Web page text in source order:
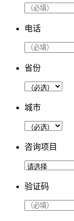
电话
省份
城市
咨询项目
验证码